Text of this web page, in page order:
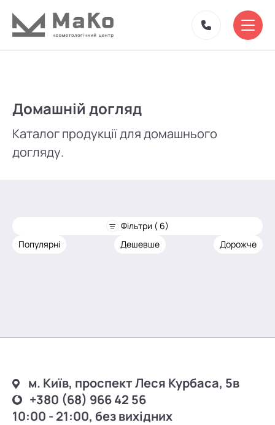
Домашній догляд
Каталог продукції для домашнього
догляду.
Фільтри ( 6)
Популярні
Дешевше Дорожче
м. Київ, проспект Леся Курбаса, 5в
+380 (68) 966 42 56
10:00 - 21:00, без вихідних